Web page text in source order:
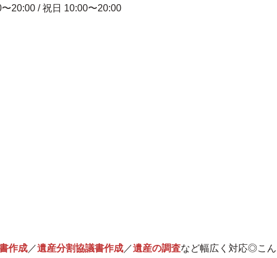
20:00 / 祝日 10:00〜20:00
作成 ／遺産分割協議書作成 ／遺産の調査など幅広く対応◎こ